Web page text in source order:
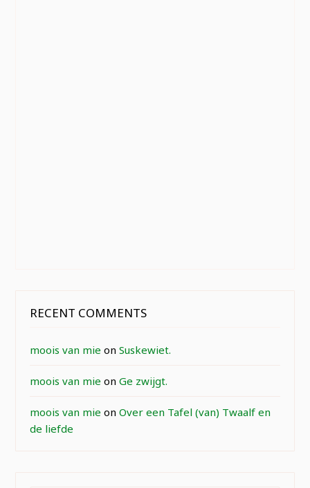
RECENT COMMENTS
moois van mie onSuskewiet.
moois van mie onGe zwijgt.
moois van mie onOver een Tafel (van) Twaalf en
de liefde